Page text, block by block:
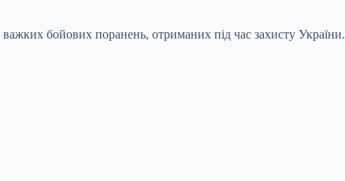
бойових поранень, отриманих під час захисту України.